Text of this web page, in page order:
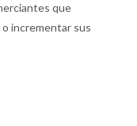
que
incrementar sus